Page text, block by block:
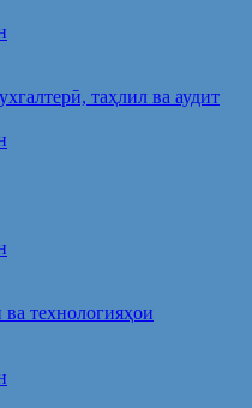
таҳлил ва аудит
технологияҳои